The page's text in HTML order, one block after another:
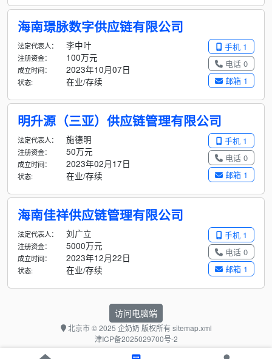
海南璟脉数字供应链有限公司
手机 1
电话 0
邮箱 1
法定代表人： 李中叶
注册资金： 100万元
成立时间： 2023年10月07日
状态: 在业/存续
明升源（三亚）供应链管理有限公司
手机 1
电话 0
邮箱 1
法定代表人： 施德明
注册资金： 50万元
成立时间： 2023年02月17日
状态: 在业/存续
海南佳祥供应链管理有限公司
手机 1
电话 0
邮箱 1
法定代表人： 刘广立
注册资金： 5000万元
成立时间： 2023年12月22日
状态: 在业/存续
访问电脑端
北京市© 2025 企奶奶 版权所有sitemap.xml
津ICP备2025029700号-2